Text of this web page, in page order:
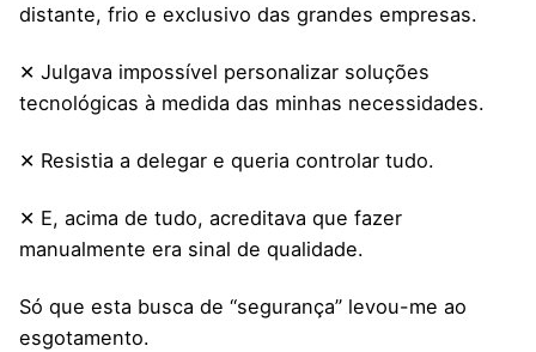
distante, frio e exclusivo das grandes empresas.
✕ Julgava impossível personalizar soluções
tecnológicas à medida das minhas necessidades.
✕ Resistia a delegar e queria controlar tudo.
✕ E, acima de tudo, acreditava que fazer
manualmente era sinal de qualidade.
Só que esta busca de “segurança” levou-me ao
esgotamento.